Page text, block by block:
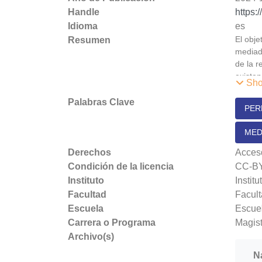
Handle
Idioma
es
Resumen
El
de la
Lo
Palabras Clave
Derechos
Condición de la licencia
CC-
Instituto
Facultad
Escuela
Carrera o Programa
Archivo(s)